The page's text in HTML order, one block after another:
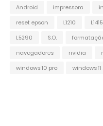
Android
impressora
reset epson
L1210
L5290
S.O.
navegadores
nvidia
windows 10 pro
windows